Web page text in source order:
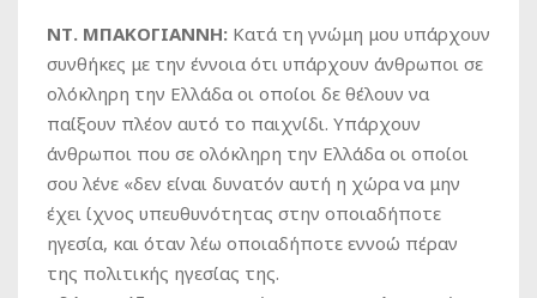
ΝΤ. ΜΠΑΚΟΓΙΑΝΝΗ: Κατά τη γνώμη μου υπάρχουν
συνθήκες με την έννοια ότι υπάρχουν άνθρωποι σε
ολόκληρη την Ελλάδα οι οποίοι δε θέλουν να
παίξουν πλέον αυτό το παιχνίδι. Υπάρχουν
άνθρωποι που σε ολόκληρη την Ελλάδα οι οποίοι
σου λένε «δεν είναι δυνατόν αυτή η χώρα να μην
έχει ίχνος υπευθυνότητας στην οποιαδήποτε
ηγεσία, και όταν λέω οποιαδήποτε εννοώ πέραν
της πολιτικής ηγεσίας της.